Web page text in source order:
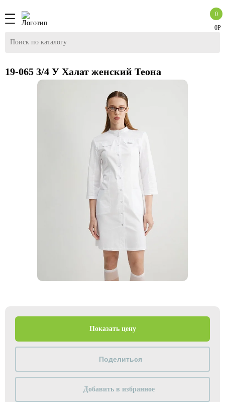
0Р
0
19-065 3/4 У Халат женский Теона
Показать цену
Добавить в избранное